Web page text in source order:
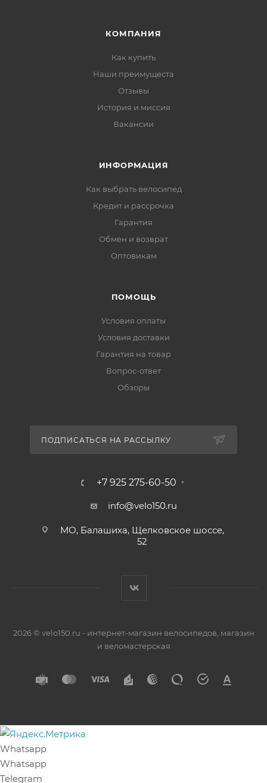
КОМПАНИЯ
Как купить
Наши преимущеста
Отзывы
История и миссия
Вакансии
ИНФОРМАЦИЯ
Как выбрать велосипед
Кредит и рассрочка
Гарантия
Обмен и возврат
Оптовикам
ПОМОЩЬ
Условия оплаты
Условия доставки
Гарантия на товар
Вопрос-ответ
Обзоры
ПОДПИСАТЬСЯ НА РАССЫЛКУ
+7 925 275-60-50
info@velo150.ru
МО, Балашиха, Щелковское шоссе,
52
2026 © velo150.ru - интернет-магазин велосипедов, магазин
и веломастерская
Whatsapp
Whatsapp
Telegram